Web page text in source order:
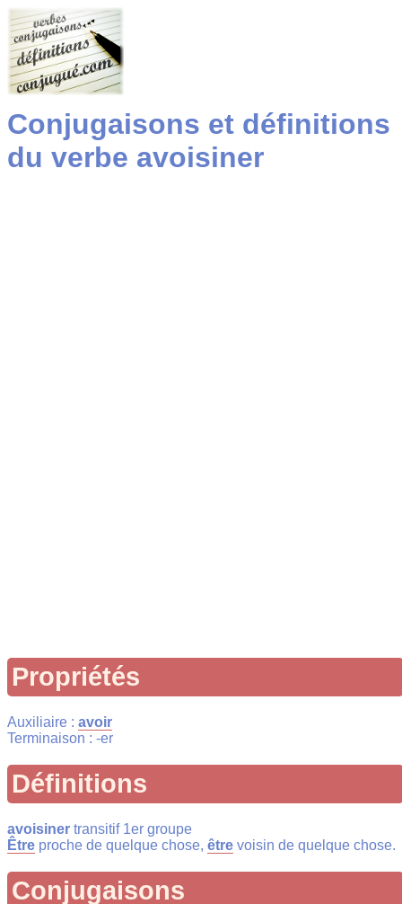
Conjugaisons et définitions
du verbe avoisiner
Propriétés
Auxiliaire : avoir
Terminaison : -er
Définitions
avoisiner transitif 1er groupe
Être proche de quelque chose, être voisin de quelque chose.
Conjugaisons